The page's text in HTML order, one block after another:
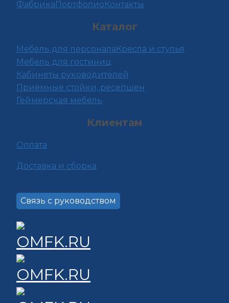
Опции
на
странице
товара.
ФабрикаПортфолиоКонтакты
Каталог
Мебель для персоналаКресла и стулья
Мебель для гостиниц
Кабинеты руководителей
Приёмные стойки, ресепшен
Геймерская мебель
Клиентам
Оплата
Доставка и сборка
Связь с руководством